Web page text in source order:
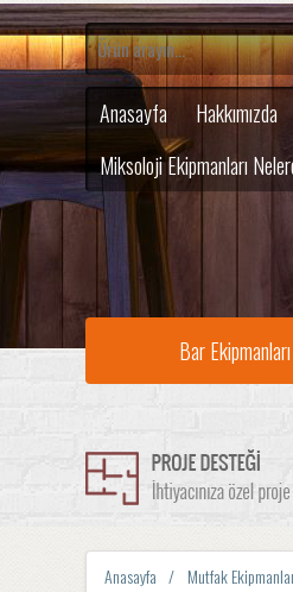
Anasayfa Hakkımızda
Miksoloji Ekipmanları
Bar Ekipmanları
Anasayfa Mutfak